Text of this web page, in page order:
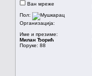
Ван мреже
Пол:
Организација:
Име и презиме:
Милан Ђорић
Поруке: 88